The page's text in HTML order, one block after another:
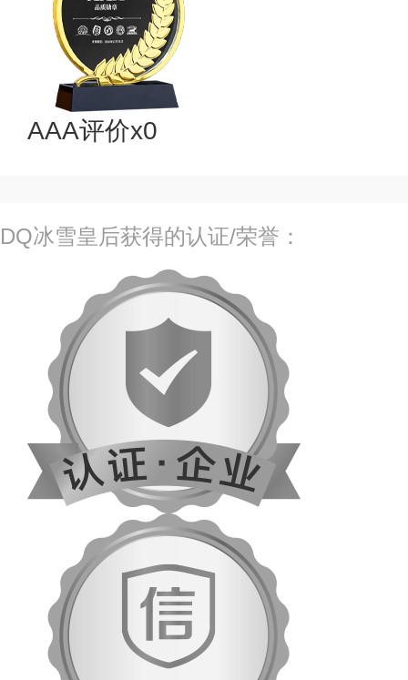
AAA评价x0
DQ冰雪皇后获得的认证/荣誉：